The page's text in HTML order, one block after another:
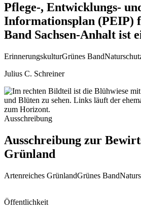
Pflege-, Entwicklungs-
Informationsplan (PEIP)
Band Sachsen-Anhalt ist
ErinnerungskulturGrünes Band
Julius C. Schreiner
Ausschreibung
Ausschreibung zur
Grünland
Artenreiches GrünlandGrünes Band
Öffentlichkeit